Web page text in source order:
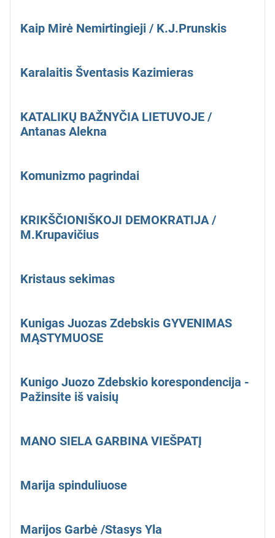
Kaip Mirė Nemirtingieji / K.J.Prunskis
Karalaitis Šventasis Kazimieras
KATALIKŲ BAŽNYČIA LIETUVOJE /
Antanas Alekna
Komunizmo pagrindai
KRIKŠČIONIŠKOJI DEMOKRATIJA /
M.Krupavičius
Kristaus sekimas
Kunigas Juozas Zdebskis GYVENIMAS
MĄSTYMUOSE
Kunigo Juozo Zdebskio korespondencija -
Pažinsite iš vaisių
MANO SIELA GARBINA VIEŠPATĮ
Marija spinduliuose
Marijos Garbė /Stasys Yla